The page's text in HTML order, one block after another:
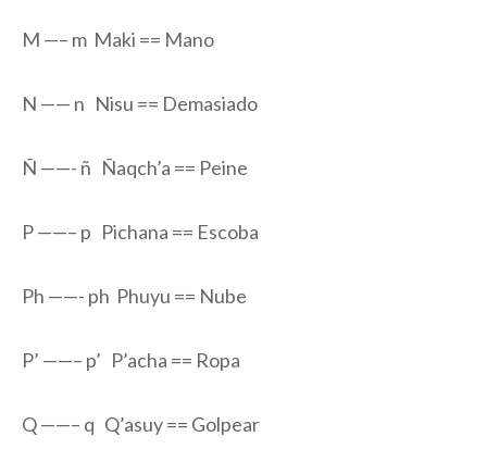
M —– m Maki == Mano
N —— n Nisu == Demasiado
Ñ ——- ñ Ñaqch’a == Peine
P ——– p Pichana == Escoba
Ph ——- ph Phuyu == Nube
P’ ——– p’ P’acha == Ropa
Q ——– q Q’asuy == Golpear